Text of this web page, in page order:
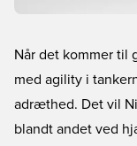
Når det kommer til
med agility i
adræthed. Det vil
blandt andet ved